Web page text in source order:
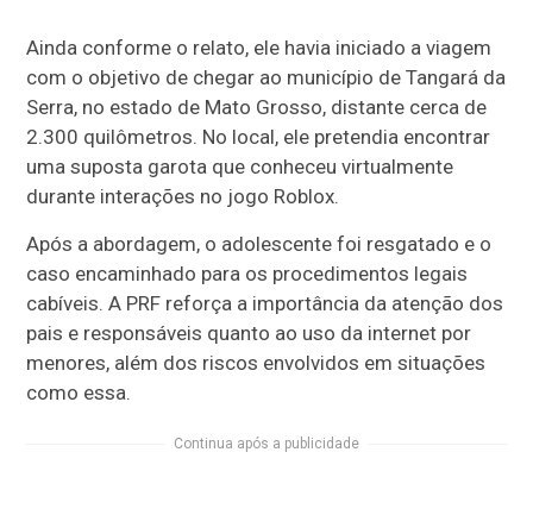
Ainda conforme o relato, ele havia iniciado a viagem
com o objetivo de chegar ao município de Tangará da
Serra, no estado de Mato Grosso, distante cerca de
2.300 quilômetros. No local, ele pretendia encontrar
uma suposta garota que conheceu virtualmente
durante interações no jogo Roblox.
Após a abordagem, o adolescente foi resgatado e o
caso encaminhado para os procedimentos legais
cabíveis. A PRF reforça a importância da atenção dos
pais e responsáveis quanto ao uso da internet por
menores, além dos riscos envolvidos em situações
como essa.
Continua após a publicidade